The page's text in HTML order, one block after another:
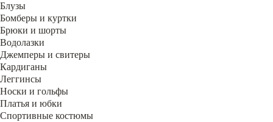
Блузы
Бомберы и куртки
Брюки и шорты
Водолазки
Джемперы и свитеры
Кардиганы
Леггинсы
Носки и гольфы
Платья и юбки
Спортивные костюмы